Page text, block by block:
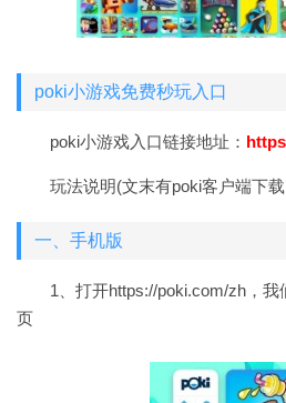
poki小游戏免费秒玩入口
poki小游戏入口链接地址：
玩法说明(文末有poki客户端下
一、手机版
1、打开https://poki.com/zh，
页